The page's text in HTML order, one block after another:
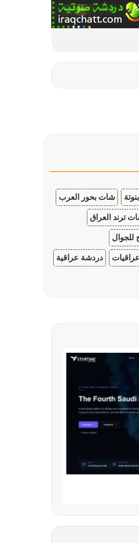
شات بحور العرب
ترند العراق
دردشة عراقية